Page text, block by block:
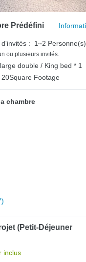
Prédéfini
: 1~2 Personne(s)
ou plusieurs invités.
double / King bed * 1
20Square Footage
chambre
(petit-Déjeuner
inclus